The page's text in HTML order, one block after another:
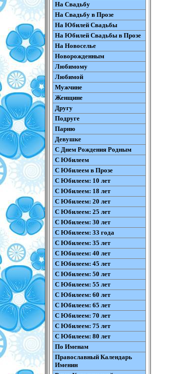
На Свадьбу
На Свадьбу в Прозе
На Юбилей Свадьбы
На Юбилей Свадьбы в Прозе
На Новоселье
Новорожденным
Любимому
Любимой
Мужчине
Женщине
Другу
Подруге
Парню
Девушке
С Днем Рождения Родным
С Юбилеем
С Юбилеем в Прозе
С Юбилеем: 10 лет
С Юбилеем: 18 лет
С Юбилеем: 20 лет
С Юбилеем: 25 лет
С Юбилеем: 30 лет
С Юбилеем: 33 года
С Юбилеем: 35 лет
С Юбилеем: 40 лет
С Юбилеем: 45 лет
С Юбилеем: 50 лет
С Юбилеем: 55 лет
С Юбилеем: 60 лет
С Юбилеем: 65 лет
С Юбилеем: 70 лет
С Юбилеем: 75 лет
С Юбилеем: 80 лет
По Именам
Православный Календарь
Именин